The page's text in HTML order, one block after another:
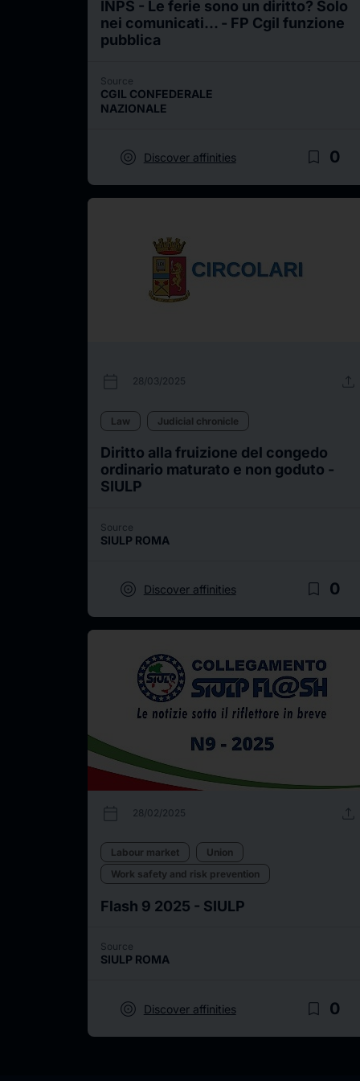
INPS - Le ferie sono un diritto? Solo
nei comunicati... - FP Cgil funzione
pubblica
Source
CGIL CONFEDERALE
NAZIONALE
target Discover affinities bookmark_border 0
calendar_today 28/03/2025 upload
Law Judicial chronicle
Diritto alla fruizione del congedo
ordinario maturato e non goduto -
SIULP
Source
SIULP ROMA
target Discover affinities bookmark_border 0
calendar_today 28/02/2025 upload
Labour market
Union
Work safety and risk prevention
Flash 9 2025 - SIULP
Source
SIULP ROMA
target Discover affinities bookmark_border 0